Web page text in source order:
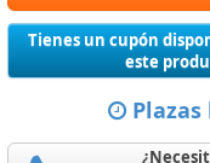
Tienes un cupón
este